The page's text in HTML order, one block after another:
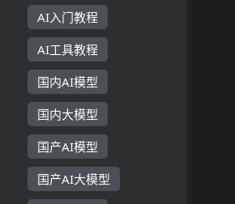
AI入门教程
AI工具教程
国内AI模型
国内大模型
国产AI模型
国产AI大模型